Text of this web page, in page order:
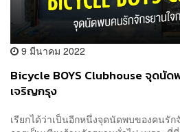
9 มีนาคม 2022
Bicycle BOYS Clubhouse จุดนัด
เจริญกรุง
เรียกได้ว่าเป็นอีกหนึ่งจุดนัดพบของคนรั